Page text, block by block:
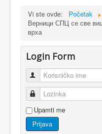
Vi ste ovde: Početak
Верници СПЦ се све
врха
Login Form
Korisničko ime
Lozinka
Upamti me
Prijava